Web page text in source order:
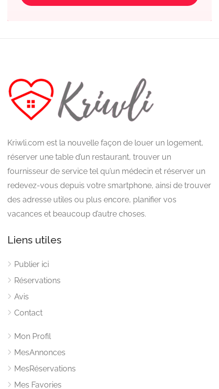
Kriwli.com est la nouvelle façon de louer un logement,
réserver une table d’un restaurant, trouver un
fournisseur de service tel qu’un médecin et réserver un
redevez-vous depuis votre smartphone, ainsi de trouver
des adresse utiles ou plus encore, planifier vos
vacances et beaucoup d’autre choses.
Liens utiles
Publier ici
Réservations
Avis
Contact
Mon Profil
MesAnnonces
MesRéservations
Mes Favories